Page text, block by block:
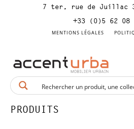
7 ter, rue de Juillac
+33 (0)5 62 08
MENTIONS LÉGALES
PRODUITS